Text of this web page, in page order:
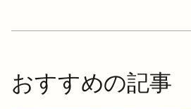
おすすめの記事